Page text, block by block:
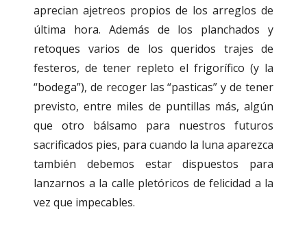
aprecian ajetreos propios de los arreglos de
última hora. Además de los planchados y
retoques varios de los queridos trajes de
festeros, de tener repleto el frigorífico (y la
“bodega”), de recoger las “pasticas” y de tener
previsto, entre miles de puntillas más, algún
que otro bálsamo para nuestros futuros
sacrificados pies, para cuando la luna aparezca
también debemos estar dispuestos para
lanzarnos a la calle pletóricos de felicidad a la
vez que impecables.